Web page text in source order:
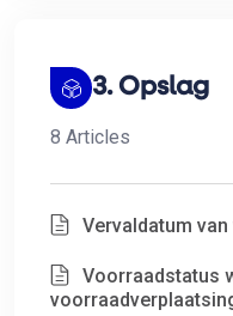
3. Opslag
8 Articles
Vervaldatum
Voorraadstatus